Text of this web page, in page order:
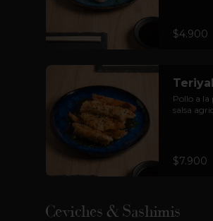
$4.900
Pollo a la
salsa
$7.900
Ceviches & Sashimis